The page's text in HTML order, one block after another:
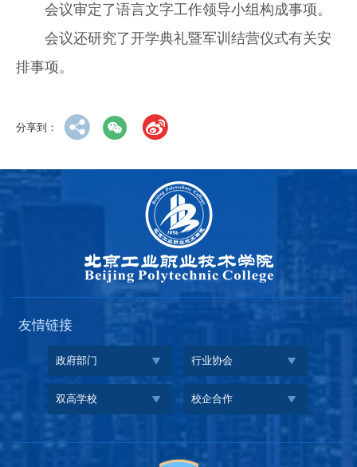
会议审定了语言文字工作领导小组构成事项。
会议还研究了开学典礼暨军训结营仪式有关安
排事项。
分享到：
友情链接
政府部门 行业协会
双高学校 校企合作